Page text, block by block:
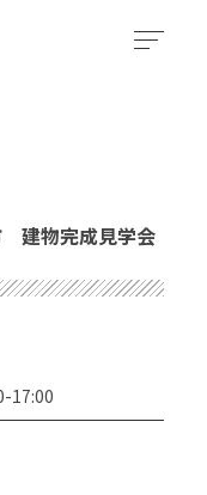
建物完成見学会
17:00